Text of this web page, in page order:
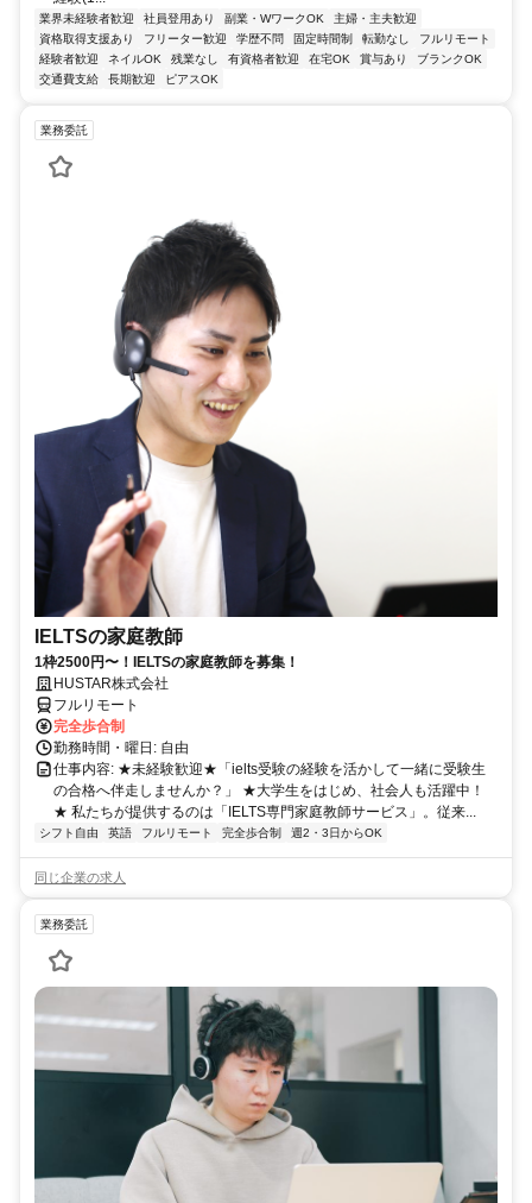
業界未経験者歓迎 社員登用あり 副業・WワークOK
主婦・主夫歓迎
資格取得支援あり
フリーター歓迎 学歴不問 固定時間制 転勤なし
フルリモート
経験者歓迎
ネイルOK 残業なし 有資格者歓迎 在宅OK 賞与あり
ブランクOK
交通費支給
長期歓迎 ピアスOK
業務委託
IELTSの家庭教師
1枠2500円〜！IELTSの家庭教師を募集！
HUSTAR株式会社
フルリモート
完全歩合制
勤務時間・曜日: 自由
仕事内容: ★未経験歓迎★「ielts受験の経験を活かして一緒に受験生
の合格へ伴走しませんか？」 ★大学生をはじめ、社会人も活躍中！
★ 私たちが提供するのは「IELTS専門家庭教師サービス」。従来...
シフト自由 英語 フルリモート 完全歩合制 週2・3日からOK
同じ企業の求人
業務委託